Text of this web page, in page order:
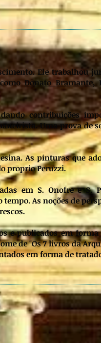
Ele trabalhou
Donato Bramante,
contribuições
Uma prova de
As pinturas que
proprio Peruzzi.
em S. Onofre e S.
As noções de
e publicados em
de "Os 7 livros da
em forma de